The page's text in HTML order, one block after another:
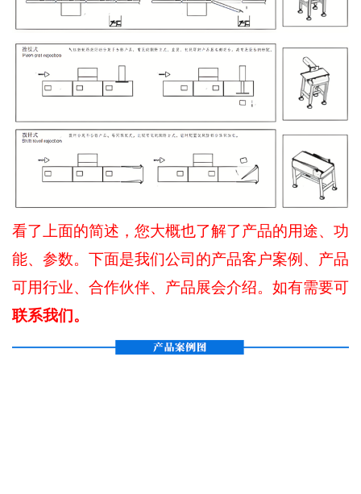
看了上面的简述，您大概也了解了产品的用途、功
能、参数。下面是我们公司的产品客户案例、产品
可用行业、合作伙伴、产品展会介绍。如有需要可
联系我们。